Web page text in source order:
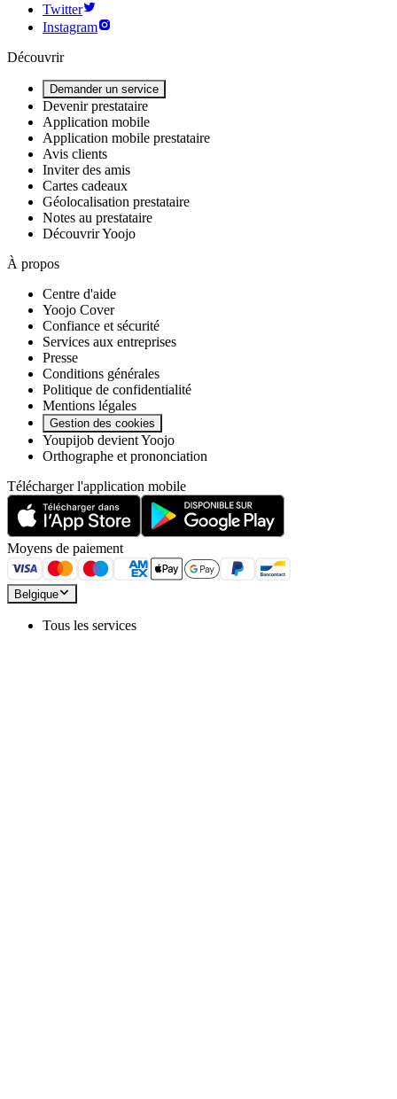
Twitter
Instagram
Découvrir
Demander un service
Devenir prestataire
Application mobile
Application mobile prestataire
Avis clients
Inviter des amis
Cartes cadeaux
Géolocalisation prestataire
Notes au prestataire
Découvrir Yoojo
À propos
Centre d'aide
Yoojo Cover
Confiance et sécurité
Services aux entreprises
Presse
Conditions générales
Politique de confidentialité
Mentions légales
Gestion des cookies
Youpijob devient Yoojo
Orthographe et prononciation
Télécharger l'application mobile
Moyens de paiement
Belgique
Tous les services